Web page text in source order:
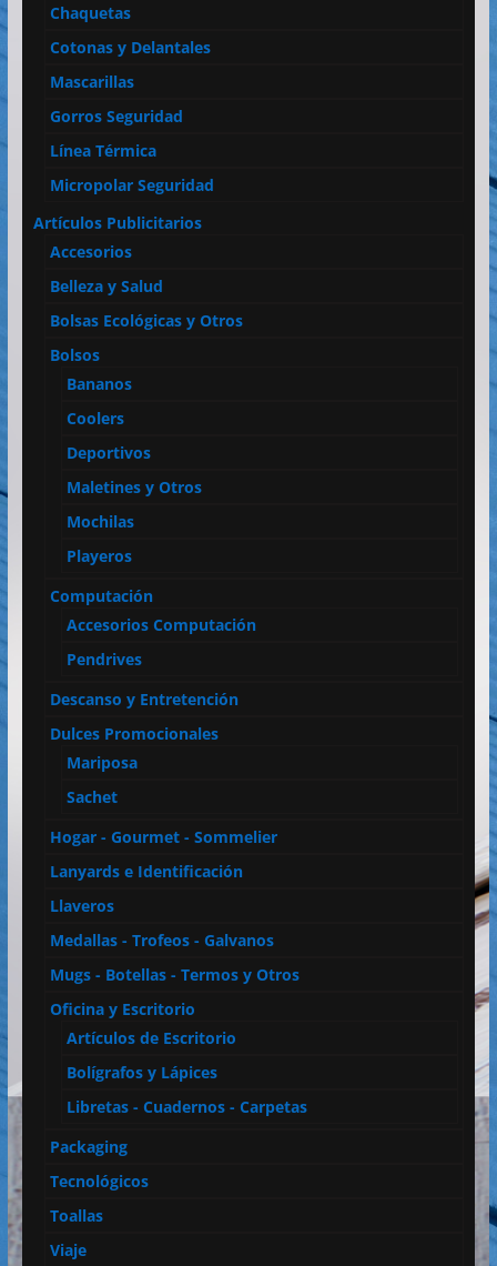
Chaquetas
Cotonas y Delantales
Mascarillas
Gorros Seguridad
Línea Térmica
Micropolar Seguridad
Artículos Publicitarios
Accesorios
Belleza y Salud
Bolsas Ecológicas y Otros
Bolsos
Bananos
Coolers
Deportivos
Maletines y Otros
Mochilas
Playeros
Computación
Accesorios Computación
Pendrives
Descanso y Entretención
Dulces Promocionales
Mariposa
Sachet
Hogar - Gourmet - Sommelier
Lanyards e Identificación
Llaveros
Medallas - Trofeos - Galvanos
Mugs - Botellas - Termos y Otros
Oficina y Escritorio
Artículos de Escritorio
Bolígrafos y Lápices
Libretas - Cuadernos - Carpetas
Packaging
Tecnológicos
Toallas
Viaje